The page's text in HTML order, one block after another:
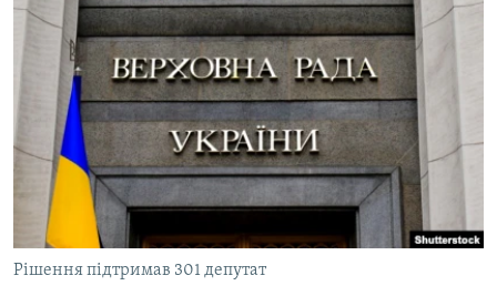
СВІТ
КИТАЙ.ВИКЛИКИ
МУЛЬТИМЕДІА
ФОТО
СПЕЦПРОЄКТИ
ПОДКАСТИ
КРИМ РЕАЛІЇ
РУС
Рішення підтримав 301 депутат